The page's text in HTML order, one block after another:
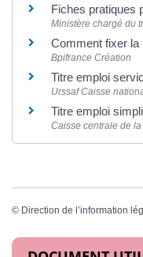
Fiches pratiques
Ministère chargé du
Comment fixer la
Bpifrance Création
Titre emploi
Urssaf Caisse
Titre emploi
Caisse centrale de
© Direction de l’information
Informations